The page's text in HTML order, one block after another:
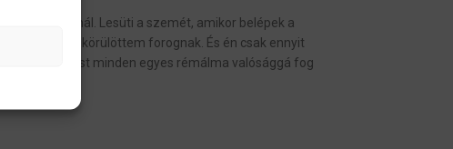
asztalnál. Lesüti a szemét, amikor belépek a
gondolatai körülöttem forognak. És én csak ennyit
És most minden egyes rémálma valósággá fog